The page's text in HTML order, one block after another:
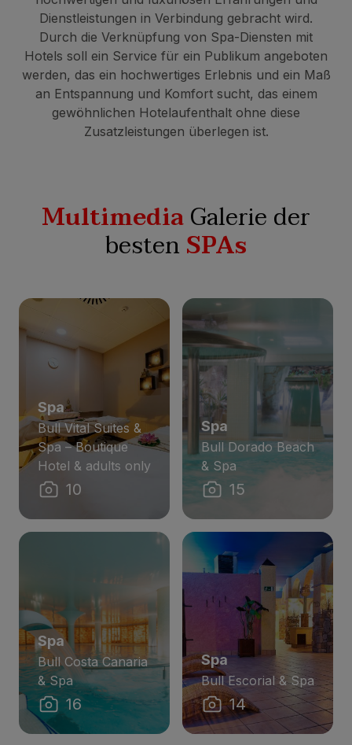
Dienstleistungen in Verbindung gebracht wird.
Durch die Verknüpfung von Spa-Diensten mit
Hotels soll ein Service für ein Publikum angeboten
werden, das ein hochwertiges Erlebnis und ein Maß
an Entspannung und Komfort sucht, das einem
gewöhnlichen Hotelaufenthalt ohne diese
Zusatzleistungen überlegen ist.
MultimediaGalerie der
bestenSPAs
Spa
Bull Vital Suites &
Spa – Boutique
Hotel & adults only
10
Spa
Bull Dorado Beach
& Spa
15
Spa
Bull Costa Canaria
& Spa
16
Spa
Bull Escorial & Spa
14